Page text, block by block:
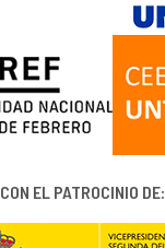
CON EL PATROCINIO DE: